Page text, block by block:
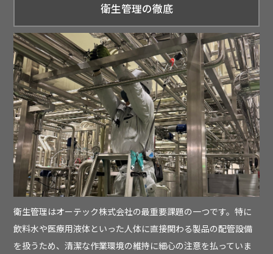
衛生管理の徹底
衛生管理はオーテック株式会社の最重要課題の一つです。特に
飲料水や医療用液体といった人体に直接関わる製品の配管設備
を扱うため、清潔な作業環境の維持に細心の注意を払っていま